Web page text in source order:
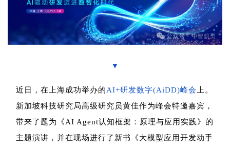
▼
近日，在上海成功举办的AI+研发数字(AiDD)峰会 上。
新加坡科技研究局高级研究员黄佳作为峰会特邀嘉宾，
带来了题为《AI Agent认知框架：原理与应用实践》的
主题演讲，并在现场进行了 新书《大模型应用开发动手